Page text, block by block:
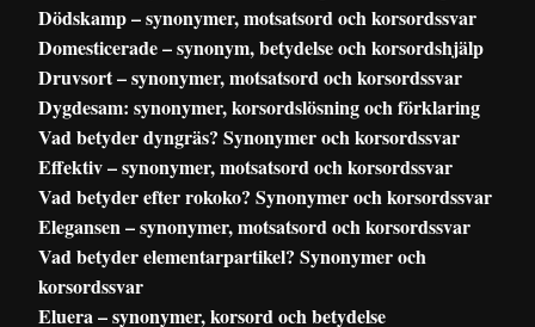
Dödskamp – synonymer, motsatsord och korsordssvar
Domesticerade – synonym, betydelse och korsordshjälp
Druvsort – synonymer, motsatsord och korsordssvar
Dygdesam: synonymer, korsordslösning och förklaring
Vad betyder dyngräs? Synonymer och korsordssvar
Effektiv – synonymer, motsatsord och korsordssvar
Vad betyder efter rokoko? Synonymer och korsordssvar
Elegansen – synonymer, motsatsord och korsordssvar
Vad betyder elementarpartikel? Synonymer och
korsordssvar
Eluera – synonymer, korsord och betydelse